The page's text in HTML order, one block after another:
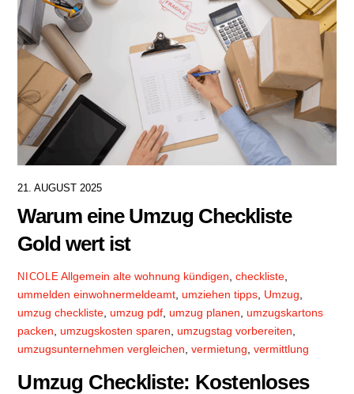
21. AUGUST 2025
Warum eine Umzug Checkliste
Gold wert ist
NICOLE Allgemein alte wohnung kündigen ,checkliste
ummelden einwohnermeldeamt umziehen tipps Umzug
umzug checkliste umzug pdf umzug planen
umzugskartons
packen
umzugskosten sparen umzugstag vorbereiten
umzugsunternehmen vergleichen ,vermietung ,vermittlung
Umzug Checkliste: Kostenloses